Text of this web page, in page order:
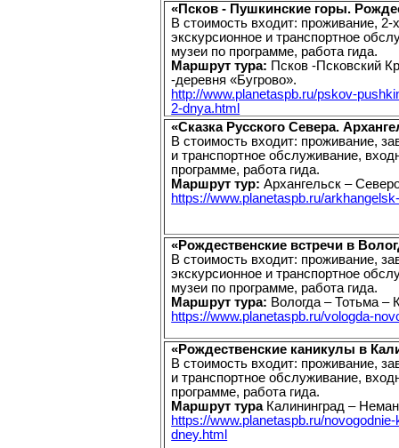
«Псков - Пушкинские горы.
В стоимость входит: проживание, 2-
экскурсионное и транспортное
музеи по программе, работа гида.
Маршрут тура: Псков -Псковский
-деревня «Бугрово».
http://www.planetaspb.ru/pskov-
2-dnya.html
«Сказка Русского Севера.
В стоимость входит: проживание,
и транспортное обслуживание,
программе, работа гида.
Маршрут тур: Архангельск –
https://www.planetaspb.ru/
«Рождественские встречи в
В стоимость входит: проживание,
экскурсионное и транспортное
музеи по программе, работа гида.
Маршрут тура: Вологда – Тотьма –
https://www.planetaspb.ru/vologda-
«Рождественские каникулы в
В стоимость входит: проживание,
и транспортное обслуживание,
программе, работа гида.
Маршрут тураКалининград –
https://www.planetaspb.ru/
dney.html